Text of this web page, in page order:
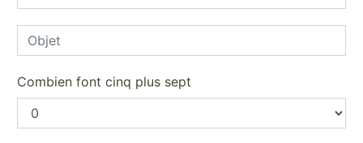
Combien font cinq plus sept